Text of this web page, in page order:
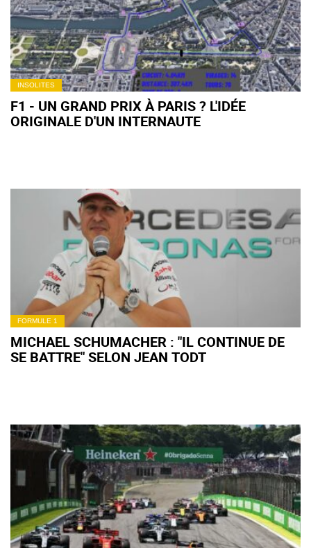
INSOLITES
F1 - UN GRAND PRIX À PARIS ? L'IDÉE
ORIGINALE D'UN INTERNAUTE
FORMULE 1
MICHAEL SCHUMACHER : "IL CONTINUE DE
SE BATTRE" SELON JEAN TODT